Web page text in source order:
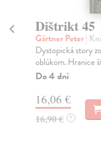
Dištrikt 45
Gärtner Peter|
Dystopická story
oblúkom. Hranice
Do 4 dní
16,06 €
16,90 € ?